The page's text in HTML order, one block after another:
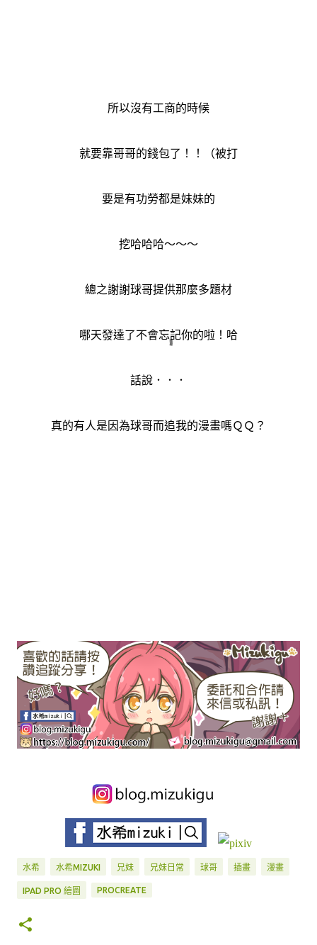
所以沒有工商的時候
就要靠哥哥的錢包了！！（被打
要是有功勞都是妹妹的
挖哈哈哈～～～
總之謝謝球哥提供那麼多題材
哪天發達了不會忘記你的啦！哈
話說．．．
真的有人是因為球哥而追我的漫畫嗎ＱＱ？
水希 水希MIZUKI 兄妹 兄妹日常 球哥 插畫 漫畫
IPAD PRO 繪圖 PROCREATE